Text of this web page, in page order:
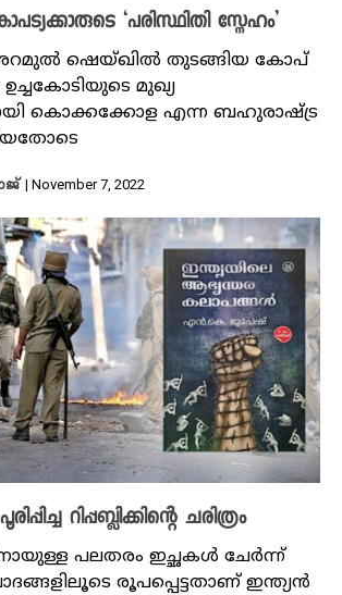
‘പരിസ്ഥിതി സ്നേഹം’
ശറമുൽ ഷെയ്ഖിൽ തുടങ്ങിയ കോപ്
മുഖ്യ
കൊക്കക്കോള എന്ന ബഹുരാഷ്ട്ര
| November 7, 2022
റിപ്പബ്ലിക്കിന്റെ ചരിത്രം
പലതരം ഇച്ഛകൾ ചേര്‍ന്ന്
രൂപപ്പെട്ടതാണ് ഇന്ത്യന്‍